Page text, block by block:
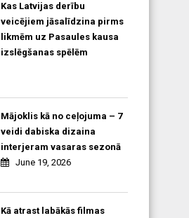
Kas Latvijas derību
veicējiem jāsalīdzina pirms
likmēm uz Pasaules kausa
izslēgšanas spēlēm
Mājoklis kā no ceļojuma – 7
veidi dabiska dizaina
interjeram vasaras sezonā
June 19, 2026
Kā atrast labākās filmas